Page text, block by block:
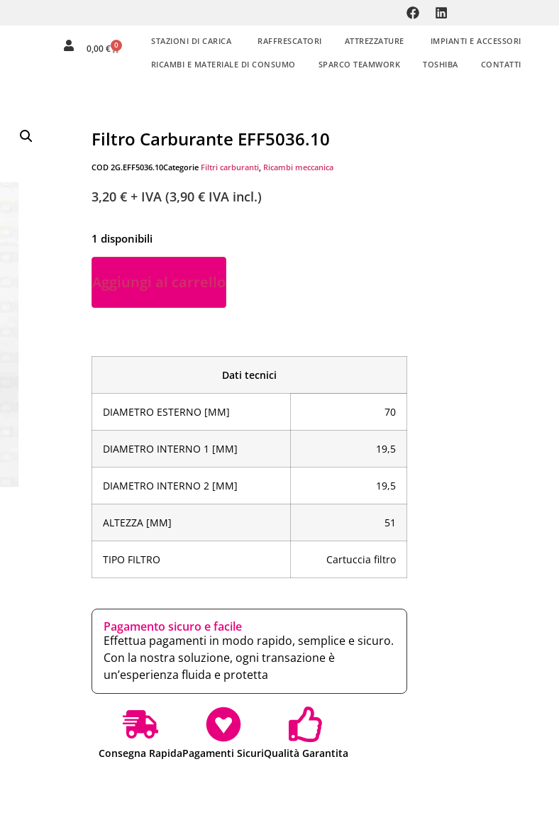
0,00€ 0 STAZIONI DI CARICA RAFFRESCATORI ATTREZZATURE IMPIANTI E ACCESSORI
RICAMBI E MATERIALE DI CONSUMO SPARCO TEAMWORK TOSHIBA CONTATTI
Filtro Carburante EFF5036.10
COD 2G.EFF5036.10Categorie Filtri carburanti, Ricambi meccanica
3,20 € + IVA (3,90 € IVA incl.)
1 disponibili
Aggiungi al carrello
Dati tecnici
DIAMETRO ESTERNO [MM] 70
DIAMETRO INTERNO 1 [MM] 19,5
DIAMETRO INTERNO 2 [MM] 19,5
ALTEZZA [MM] 51
TIPO FILTRO Cartuccia filtro
Pagamento sicuro e facile
Effettua pagamenti in modo rapido, semplice e sicuro.
Con la nostra soluzione, ogni transazione è
un’esperienza fluida e protetta
Consegna RapidaPagamenti SicuriQualità Garantita